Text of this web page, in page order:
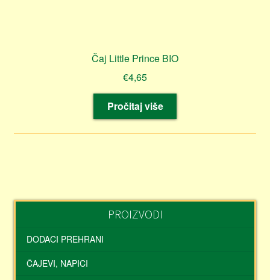
Čaj Little Prince BIO
€4,65
Pročitaj više
PROIZVODI
DODACI PREHRANI
ČAJEVI, NAPICI